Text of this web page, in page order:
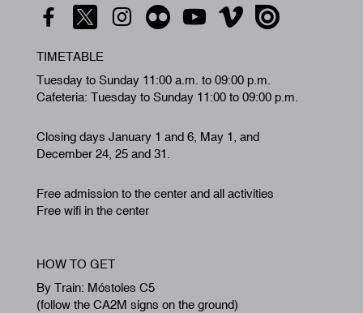
TIMETABLE
Tuesday to Sunday 11:00 a.m. to 09:00 p.m.
Cafeteria: Tuesday to Sunday 11:00 to 09:00 p.m.
Closing days January 1 and 6, May 1, and
December 24, 25 and 31.
Free admission to the center and all activities
Free wifi in the center
HOW TO GET
By Train: Móstoles C5
(follow the CA2M signs on the ground)